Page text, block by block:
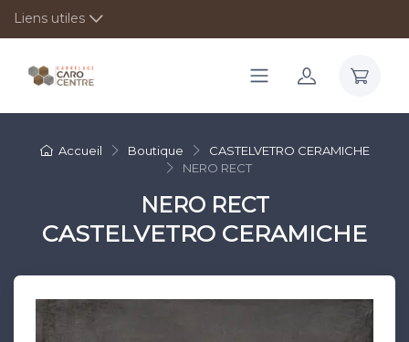
Liens utiles
Accueil Boutique
CASTELVETRO CERAMICHE
NERO RECT
NERO RECT
CASTELVETRO CERAMICHE